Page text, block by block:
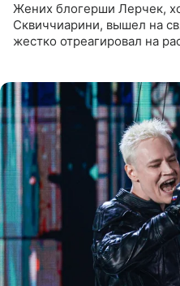
Жених блогерши Лерчек,
Сквиччиарини, вышел на
жестко отреагировал на